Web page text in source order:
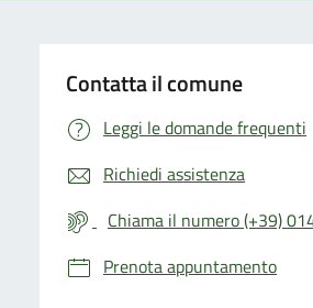
Contatta il comune
Leggi le domande frequenti
Richiedi assistenza
Chiama il numero (+39)
Prenota appuntamento